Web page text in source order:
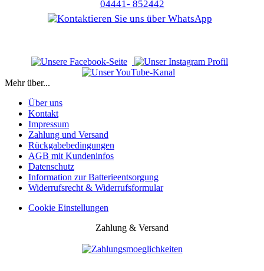
04441- 852442
Mehr über...
Über uns
Kontakt
Impressum
Zahlung und Versand
Rückgabebedingungen
AGB mit Kundeninfos
Datenschutz
Information zur Batterieentsorgung
Widerrufsrecht & Widerrufsformular
Cookie Einstellungen
Zahlung & Versand